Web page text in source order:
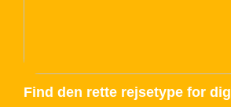
Find den rette rejsetype for dig